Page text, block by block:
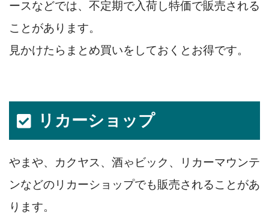
ースなどでは、不定期で入荷し特価で販売される
ことがあります。
見かけたらまとめ買いをしておくとお得です。
リカーショップ
やまや、カクヤス、酒ゃビック、リカーマウンテ
ンなどのリカーショップでも販売されることがあ
ります。